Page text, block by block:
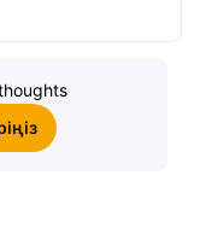
керек?